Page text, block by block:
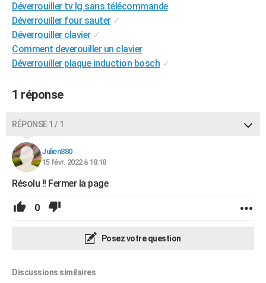
Déverrouiller tv lg sans télécommande
Déverrouiller four sauter ✓
Déverrouiller clavier ✓
Comment deverouiller un clavier
Déverrouiller plaque induction bosch ✓
1 réponse
RÉPONSE 1 / 1
Julien880
15 févr. 2022 à 18:18
Résolu !! Fermer la page
0
Posez votre question
Discussions similaires